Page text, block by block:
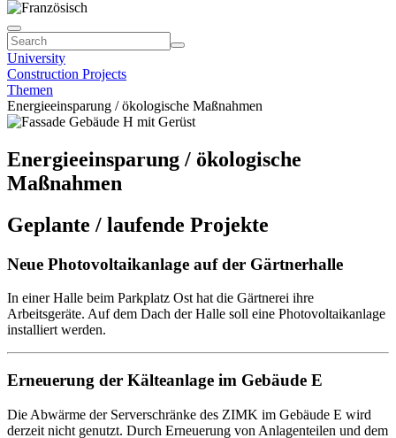
University
Construction Projects
Themen
Energieeinsparung / ökologische Maßnahmen
Energieeinsparung / ökologische
Maßnahmen
Geplante / laufende Projekte
Neue Photovoltaikanlage auf der Gärtnerhalle
In einer Halle beim Parkplatz Ost hat die Gärtnerei ihre
Arbeitsgeräte. Auf dem Dach der Halle soll eine Photovoltaikanlage
installiert werden.
Erneuerung der Kälteanlage im Gebäude E
Die Abwärme der Serverschränke des ZIMK im Gebäude E wird
derzeit nicht genutzt. Durch Erneuerung von Anlagenteilen und dem